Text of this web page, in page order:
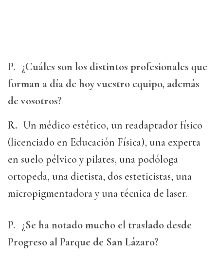
P. ¿Cuáles son los distintos profesionales que
forman a día de hoy vuestro equipo, además
de vosotros?
R. Un médico estético, un readaptador físico
(licenciado en Educación Física), una experta
en suelo pélvico y pilates, una podóloga
ortopeda, una dietista, dos esteticistas, una
micropigmentadora y una técnica de laser.
P. ¿Se ha notado mucho el traslado desde
Progreso al Parque de San Lázaro?